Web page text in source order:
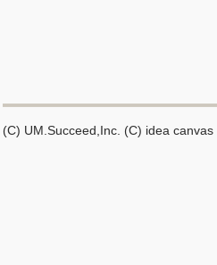
(C) UM.Succeed,Inc. (C) idea canvas